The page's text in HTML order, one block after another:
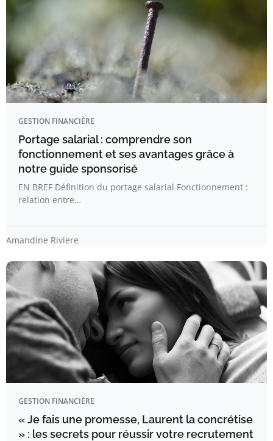
GESTION FINANCIÈRE
Portage salarial : comprendre son
fonctionnement et ses avantages grâce à
notre guide sponsorisé
EN BREF Définition du portage salarial Fonctionnement :
relation entre…
Amandine Riviere
GESTION FINANCIÈRE
« Je fais une promesse, Laurent la concrétise
» : les secrets pour réussir votre recrutement